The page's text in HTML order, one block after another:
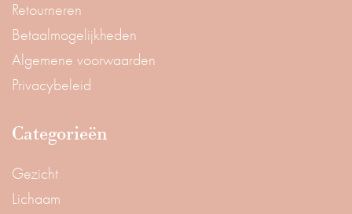
Retourneren
Betaalmogelijkheden
Algemene voorwaarden
Privacybeleid
Categorieën
Gezicht
Lichaam